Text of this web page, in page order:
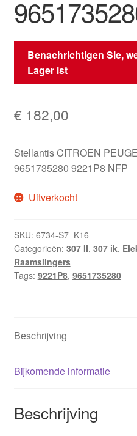
Benachrichtigen Sie,
Lager ist
€ 182,00
Stellantis CITROEN
9651735280 9221P8 NFP
Uitverkocht
SKU: 6734-S7_K16
Categorieën: 307 II, 307 ik,
Raamslingers
Tags: 9221P8, 9651735280
Beschrijving
Bijkomende informatie
Beschrijving